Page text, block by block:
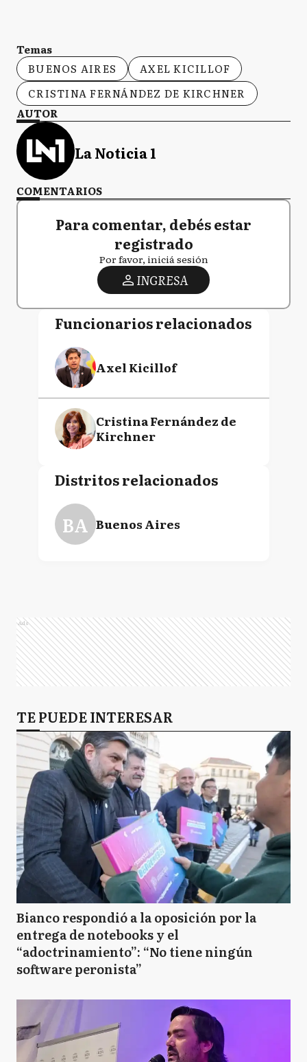
Temas
BUENOS AIRES
AXEL KICILLOF
CRISTINA FERNÁNDEZ DE KIRCHNER
AUTOR
La Noticia 1
COMENTARIOS
Para comentar, debés estar
registrado
Por favor, iniciá sesión
INGRESA
Funcionarios relacionados
Axel Kicillof
Cristina Fernández de
Kirchner
Distritos relacionados
BA Buenos Aires
Ads
TE PUEDE INTERESAR
Bianco respondió a la oposición por la
entrega de notebooks y el
“adoctrinamiento”: “No tiene ningún
software peronista”